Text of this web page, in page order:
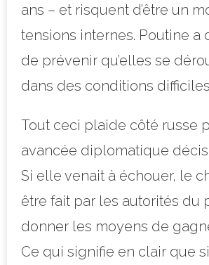
ans – et risquent d’être un
tensions internes. Poutine a
de prévenir qu’elles se
dans des conditions
Tout ceci plaide côté russe
avancée diplomatique
Si elle venait à échouer, le
être fait par les autorités du
donner les moyens de
Ce qui signifie en clair que si